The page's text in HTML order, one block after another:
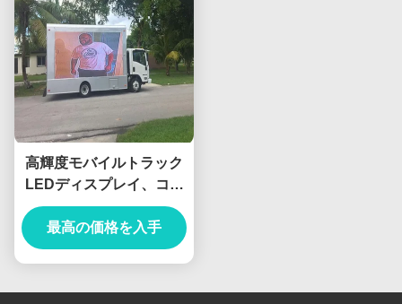
高輝度モバイルトラック
LEDディスプレイ、コン
ピュータ同期制御モー
ド、IP65定格5000〜
8000ニト
最高の価格を入手